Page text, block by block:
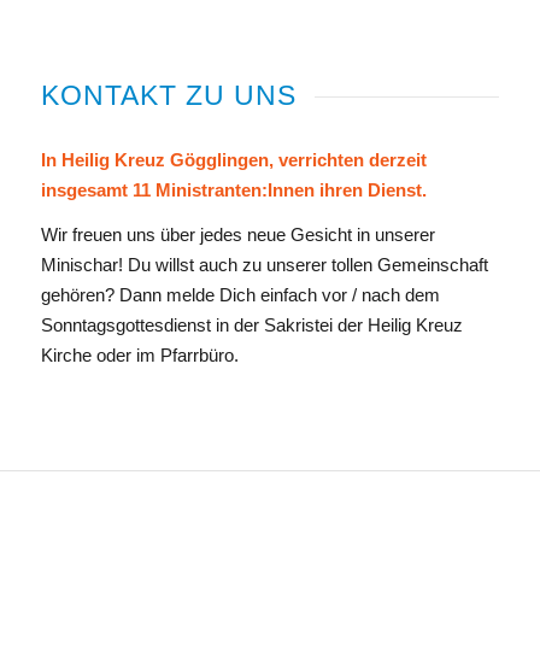
KONTAKT ZU UNS
In Heilig Kreuz Gögglingen, verrichten derzeit
insgesamt 11 Ministranten:Innen ihren Dienst.
Wir freuen uns über jedes neue Gesicht in unserer
Minischar! Du willst auch zu unserer tollen Gemeinschaft
gehören? Dann melde Dich einfach vor / nach dem
Sonntagsgottesdienst in der Sakristei der Heilig Kreuz
Kirche oder im Pfarrbüro.